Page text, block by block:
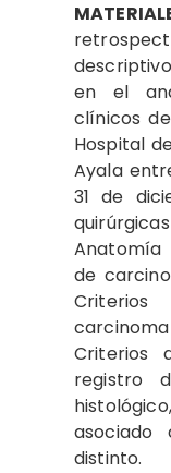
en el
clínicos
Hospital
Ayala
31 de
Anatomía
de
Criterios
registro
distinto.